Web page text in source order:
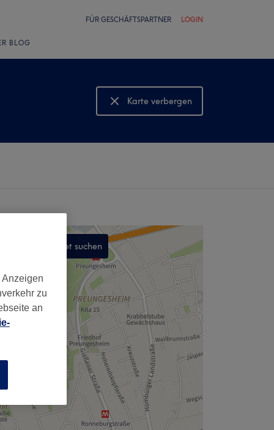
FÜR GESCHÄFTSPARTNER LOGIN
BLOG
Karte verbergen
Karte anzeigen
In diesem Gebiet suchen
zu
an